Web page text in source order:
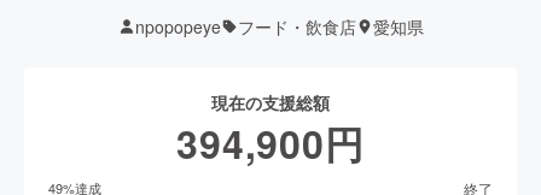
npopopeye フード・飲食店 愛知県
現在の支援総額
394,900円
49%達成 終了